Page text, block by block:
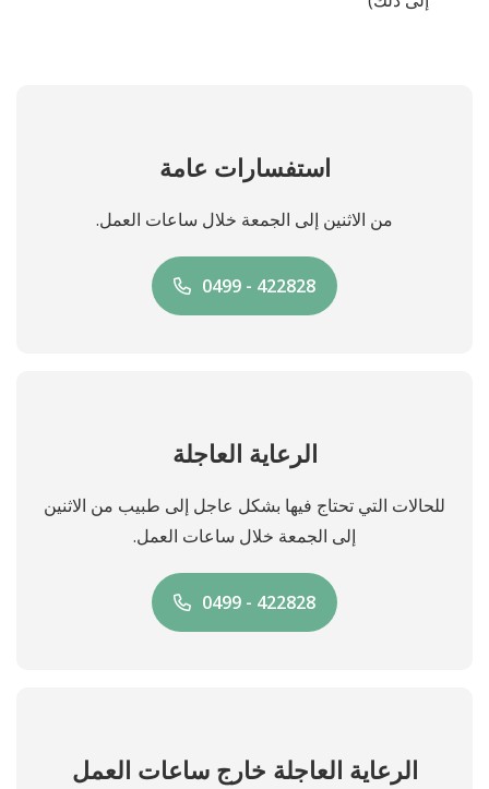
استفسارات عامة
من الاثنين إلى الجمعة خلال ساعات العمل.
0499 - 422828
الرعاية العاجلة
للحالات التي تحتاج فيها بشكل عاجل إلى طبيب من الاثنين
إلى الجمعة خلال ساعات العمل.
0499 - 422828
الرعاية العاجلة خارج ساعات العمل